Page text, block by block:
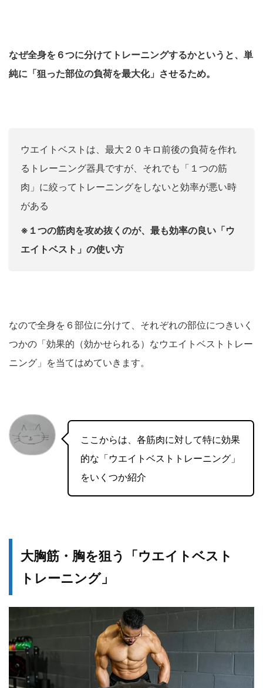
なぜ全身を６つに分けてトレーニングするかというと、単
純に「狙った部位の負荷を最大化」させるため。
ウエイトベストは、最大２０キロ前後の負荷を作れ
るトレーニング器具ですが、それでも「１つの筋
肉」に絞ってトレーニングをしないと効率が悪い時
がある
※１つの筋肉を攻め抜くのが、最も効率の良い「ウ
エイトベスト」の使い方
なので全身を６部位に分けて、それぞれの部位につきいく
つかの「効果的（効かせられる）なウエイトベストトレー
ニング」を当てはめていきます。
ここからは、各筋肉に対して特に効果
的な「ウエイトベストトレーニング」
をいくつか紹介
大胸筋・胸を狙う「ウエイトベスト
トレーニング」